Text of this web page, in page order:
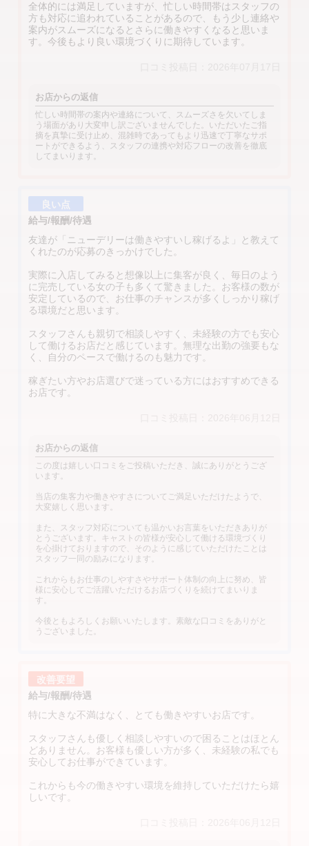
全体的には満足していますが、忙しい時間帯はスタッフの
方も対応に追われていることがあるので、もう少し連絡や
案内がスムーズになるとさらに働きやすくなると思いま
す。今後もより良い環境づくりに期待しています。
お店からの返信
忙しい時間帯の案内や連絡について、スムーズさを欠いてしま
う場面があり大変申し訳ございませんでした。いただいたご指
摘を真摯に受け止め、混雑時であってもより迅速で丁寧なサポ
ートができるよう、スタッフの連携や対応フローの改善を徹底
してまいります。
良い点
給与/報酬/待遇
友達が「ニューデリーは働きやすいし稼げるよ」と教えて
くれたのが応募のきっかけでした。
実際に入店してみると想像以上に集客が良く、毎日のよう
に完売している女の子も多くて驚きました。お客様の数が
安定しているので、お仕事のチャンスが多くしっかり稼げ
る環境だと思います。
スタッフさんも親切で相談しやすく、未経験の方でも安心
して働けるお店だと感じています。無理な出勤の強要もな
く、自分のペースで働けるのも魅力です。
稼ぎたい方やお店選びで迷っている方にはおすすめできる
お店です。
お店からの返信
この度は嬉しい口コミをご投稿いただき、誠にありがとうござ
います。
当店の集客力や働きやすさについてご満足いただけたようで、
大変嬉しく思います。
また、スタッフ対応についても温かいお言葉をいただきありが
とうございます。キャストの皆様が安心して働ける環境づくり
を心掛けておりますので、そのように感じていただけたことは
スタッフ一同の励みになります。
これからもお仕事のしやすさやサポート体制の向上に努め、皆
様に安心してご活躍いただけるお店づくりを続けてまいりま
す。
今後ともよろしくお願いいたします。素敵な口コミをありがと
うございました。
改善要望
給与/報酬/待遇
特に大きな不満はなく、とても働きやすいお店です。
スタッフさんも優しく相談しやすいので困ることはほとん
どありません。お客様も優しい方が多く、未経験の私でも
安心してお仕事ができています。
これからも今の働きやすい環境を維持していただけたら嬉
しいです。